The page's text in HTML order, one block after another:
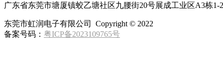
广东省东莞市塘厦镇蛟乙塘社区九腰街20号展成工业区A3栋1-
东莞市虹润电子有限公司 Copyright © 2022
备案号码： 粤ICP备2023109765号